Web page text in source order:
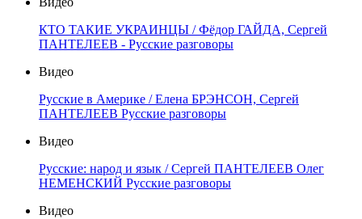
КТО ТАКИЕ УКРАИНЦЫ / Фёдор ГАЙДА, Сергей
ПАНТЕЛЕЕВ - Русские разговоры
Видео
Русские в Америке / Елена БРЭНСОН, Сергей
ПАНТЕЛЕЕВ Русские разговоры
Видео
Русские: народ и язык / Сергей ПАНТЕЛЕЕВ Олег
НЕМЕНСКИЙ Русские разговоры
Видео